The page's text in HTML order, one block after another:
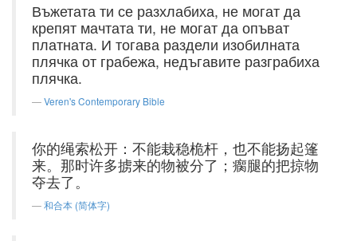
Въжетата ти се разхлабиха, не могат да
крепят мачтата ти, не могат да опъват
платната. И тогава раздели изобилната
плячка от грабежа, недъгавите разграбиха
плячка.
Veren's Contemporary Bible
你的绳索松开：不能栽稳桅杆，也不能扬起篷
来。那时许多掳来的物被分了；瘸腿的把掠物
夺去了。
和合本 (简体字)